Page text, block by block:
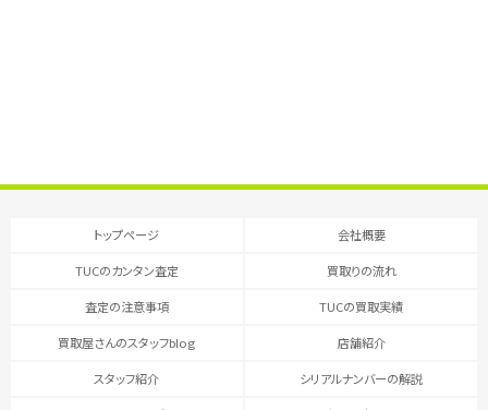
トップページ 会社概要
TUCのカンタン査定 買取りの流れ
査定の注意事項 TUCの買取実績
買取屋さんのスタッフblog 店舗紹介
スタッフ紹介 シリアルナンバーの解説